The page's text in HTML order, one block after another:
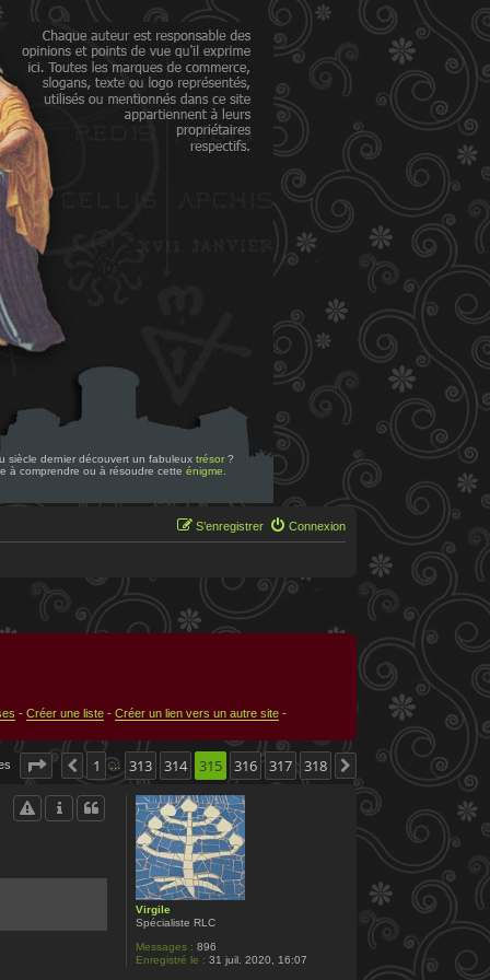
siècle dernier découvert un fabuleux trésor ?
à comprendre ou à résoudre cette énigme
Connexion
S’enregistrer
- Créer une liste - Créer un lien vers un autre site -
Page 315 sur318
Précédente
1 … 313 314 315 316 317 318 Suivante
Virgile
Spécialiste RLC
Messages : 896
Enregistré le : 31 juil. 2020, 16:07